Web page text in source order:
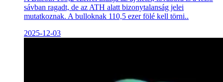
sávban ragadt, de az ATH alatt bizonytalanság jelei
mutatkoznak. A bulloknak 110,5 ezer fölé kell törni..
2025-12-03